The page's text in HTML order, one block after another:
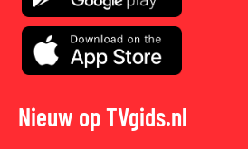
Nieuw op TVgids.nl